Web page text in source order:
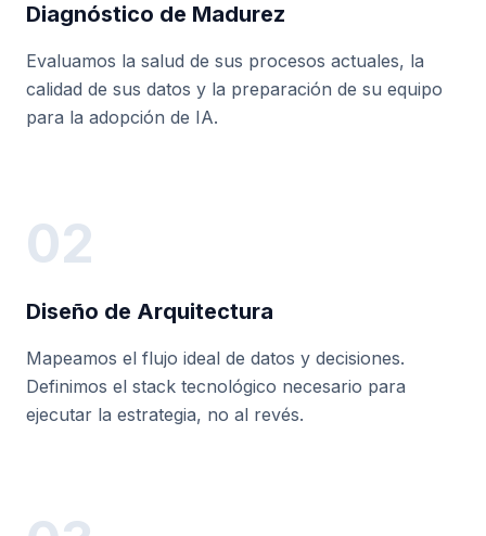
Diagnóstico de Madurez
Evaluamos la salud de sus procesos actuales, la
calidad de sus datos y la preparación de su equipo
para la adopción de IA.
02
Diseño de Arquitectura
Mapeamos el flujo ideal de datos y decisiones.
Definimos el stack tecnológico necesario para
ejecutar la estrategia, no al revés.